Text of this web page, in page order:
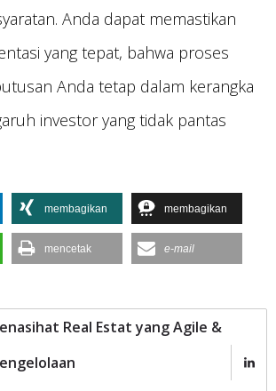
Anda dapat memastikan
yang tepat, bahwa proses
Anda tetap dalam kerangka
investor yang tidak pantas
membagikan membagikan
mencetak e-mail
Real Estat yang Agile &